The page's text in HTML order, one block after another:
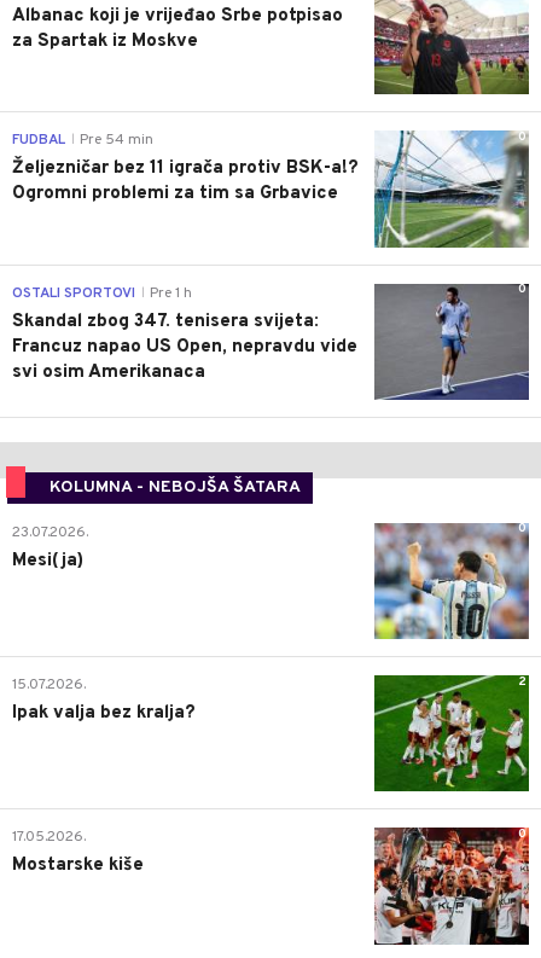
Albanac koji je vrijeđao Srbe potpisao
za Spartak iz Moskve
0
FUDBAL Pre 54 min
Željezničar bez 11 igrača protiv BSK-a!?
Ogromni problemi za tim sa Grbavice
0
OSTALI SPORTOVI Pre 1 h
Skandal zbog 347. tenisera svijeta:
Francuz napao US Open, nepravdu vide
svi osim Amerikanaca
KOLUMNA - NEBOJŠA ŠATARA
0
23.07.2026.
Mesi(ja)
2
15.07.2026.
Ipak valja bez kralja?
0
17.05.2026.
Mostarske kiše